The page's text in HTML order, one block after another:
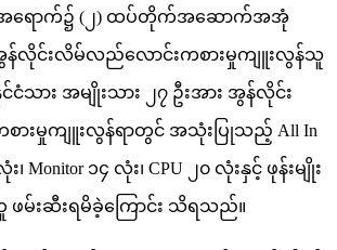
အရောက်၌ (၂) ထပ်တိုက်အဆောက်အအုံ
လိုင်းလိမ်လည်လောင်းကစားမှုကျူးလွန်သူ
သား အမျိုးသား ၂၇ ဦးအား အွန်လိုင်း
ားမှုကျူးလွန်ရာတွင် အသုံးပြုသည့် All In
Monitor ၁၄ လုံး၊ CPU ၂၀ လုံးနှင့် ဖုန်းမျိုး
မ်းဆီးရမိခဲ့ကြောင်း သိရသည်။